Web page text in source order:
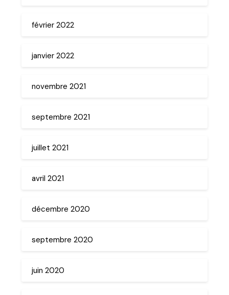
février 2022
janvier 2022
novembre 2021
septembre 2021
juillet 2021
avril 2021
décembre 2020
septembre 2020
juin 2020